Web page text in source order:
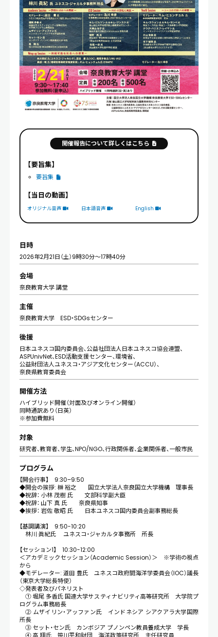
開催報告について詳しくはこちら
【要旨集】
要旨集
【当日の動画】
オリジナル音声 日本語音声 English
日時
2026年2月21日（土）9時30分～17時40分
会場
奈良教育大学 講堂
主催
奈良教育大学 ESD・SDGsセンター
後援
日本ユネスコ国内委員会、公益社団法人日本ユネスコ協会連盟、
ASPUnivNet、ESD活動支援センター、環境省、
公益財団法人ユネスコ・アジア文化センター（ACCU）、
奈良県教育委員会
開催方法
ハイブリッド開催（対面及びオンライン開催）
同時通訳あり（日英）
※参加費無料
対象
研究者、教育者、学生、NPO/NGO、行政関係者、企業関係者、一般市民
プログラム
【開会行事】 9:30–9:50
◆開会の挨拶: 榊 裕之 国立大学法人奈良国立大学機構 理事長
◆祝辞： 小林 茂樹 氏 文部科学副大臣
◆祝辞： 山下 真 氏 奈良県知事
◆挨拶： 岩佐 敬昭 氏 日本ユネスコ国内委員会副事務総長
【基調講演】 9:50-10:20
林川 眞紀氏 ユネスコ・ジャカルタ事務所 所長
【セッション1】 10:30-12:00
＜アカデミックセッション（Academic Session）＞ ※学術の視点
から
◆モデレーター: 道田 豊氏 ユネスコ政府間海洋学委員会（IOC）議長
（東京大学総長特使）
◇発表者及びパネリスト
① 堀尾 多香氏 国連大学サスティナビリティ高等研究所 大学院プ
ログラム事務局長
② ムザイリン・アッファン氏 インドネシア シアクアラ大学国際
所長
③ セット・セン氏 カンボジア プノンペン教員養成大学 学長
④ 高 翔氏 笹川平和財団 海洋政策研究所 主任研究員